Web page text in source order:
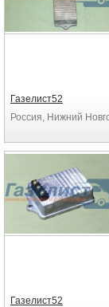
Газелист52
Россия, Нижний
Газелист52